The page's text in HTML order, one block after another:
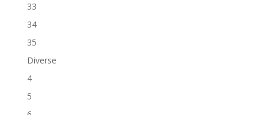
33
34
35
Diverse
4
5